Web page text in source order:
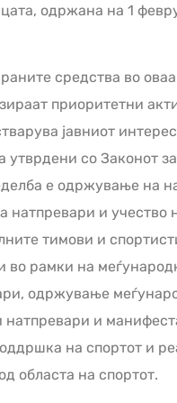
одржана на 1
средства во
приоритетни
јавниот
утврдени со Законот
е одржување на
натпревари и учество
тимови и
во рамки на
одржување
натпревари и
на спортот и
областа на спортот.